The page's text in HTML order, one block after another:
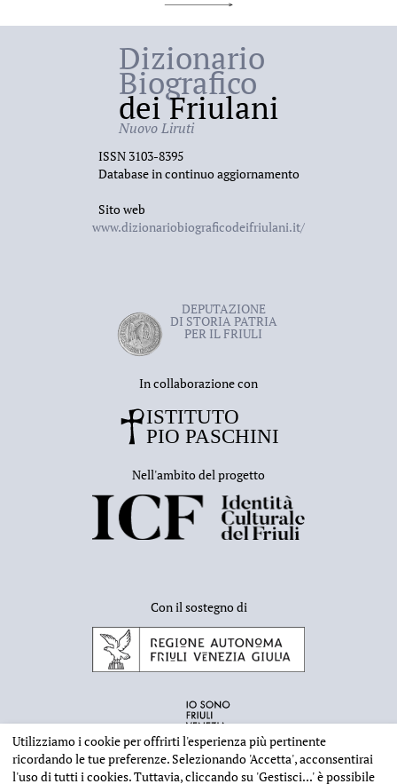
Dizionario
Biografico
dei Friulani
Nuovo Liruti
ISSN 3103-8395
Database in continuo aggiornamento
Sito web
www.dizionariobiograficodeifriulani.it/
DEPUTAZIONE
DI STORIA PATRIA
PER IL FRIULI
In collaborazione con
Nell'ambito del progetto
Con il sostegno di
Utilizziamo i cookie per offrirti l'esperienza più pertinente
ricordando le tue preferenze. Selezionando 'Accetta', acconsentirai
l'uso di tutti i cookies. Tuttavia, cliccando su 'Gestisci...'è possibile